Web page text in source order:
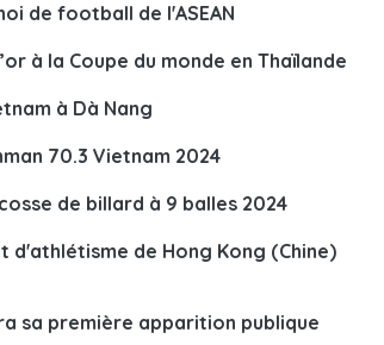
de football de l'ASEAN
à la Coupe du monde en Thaïlande
à Dà Nang
70.3 Vietnam 2024
de billard à 9 balles 2024
d'athlétisme de Hong Kong (Chine)
sa première apparition publique